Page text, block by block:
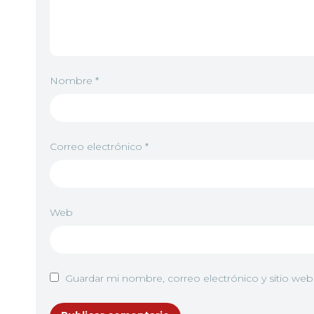
Nombre *
Correo electrónico *
Web
Guardar mi nombre, correo electrónico y sitio